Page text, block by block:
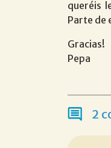
queréis
Parte de
Gracias!
Pepa
2